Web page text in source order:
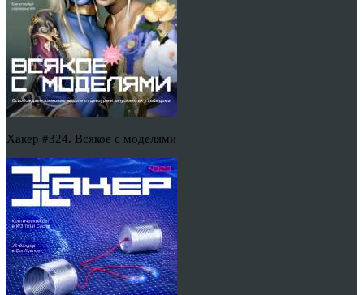
Хакер #324. Всякое с моделями